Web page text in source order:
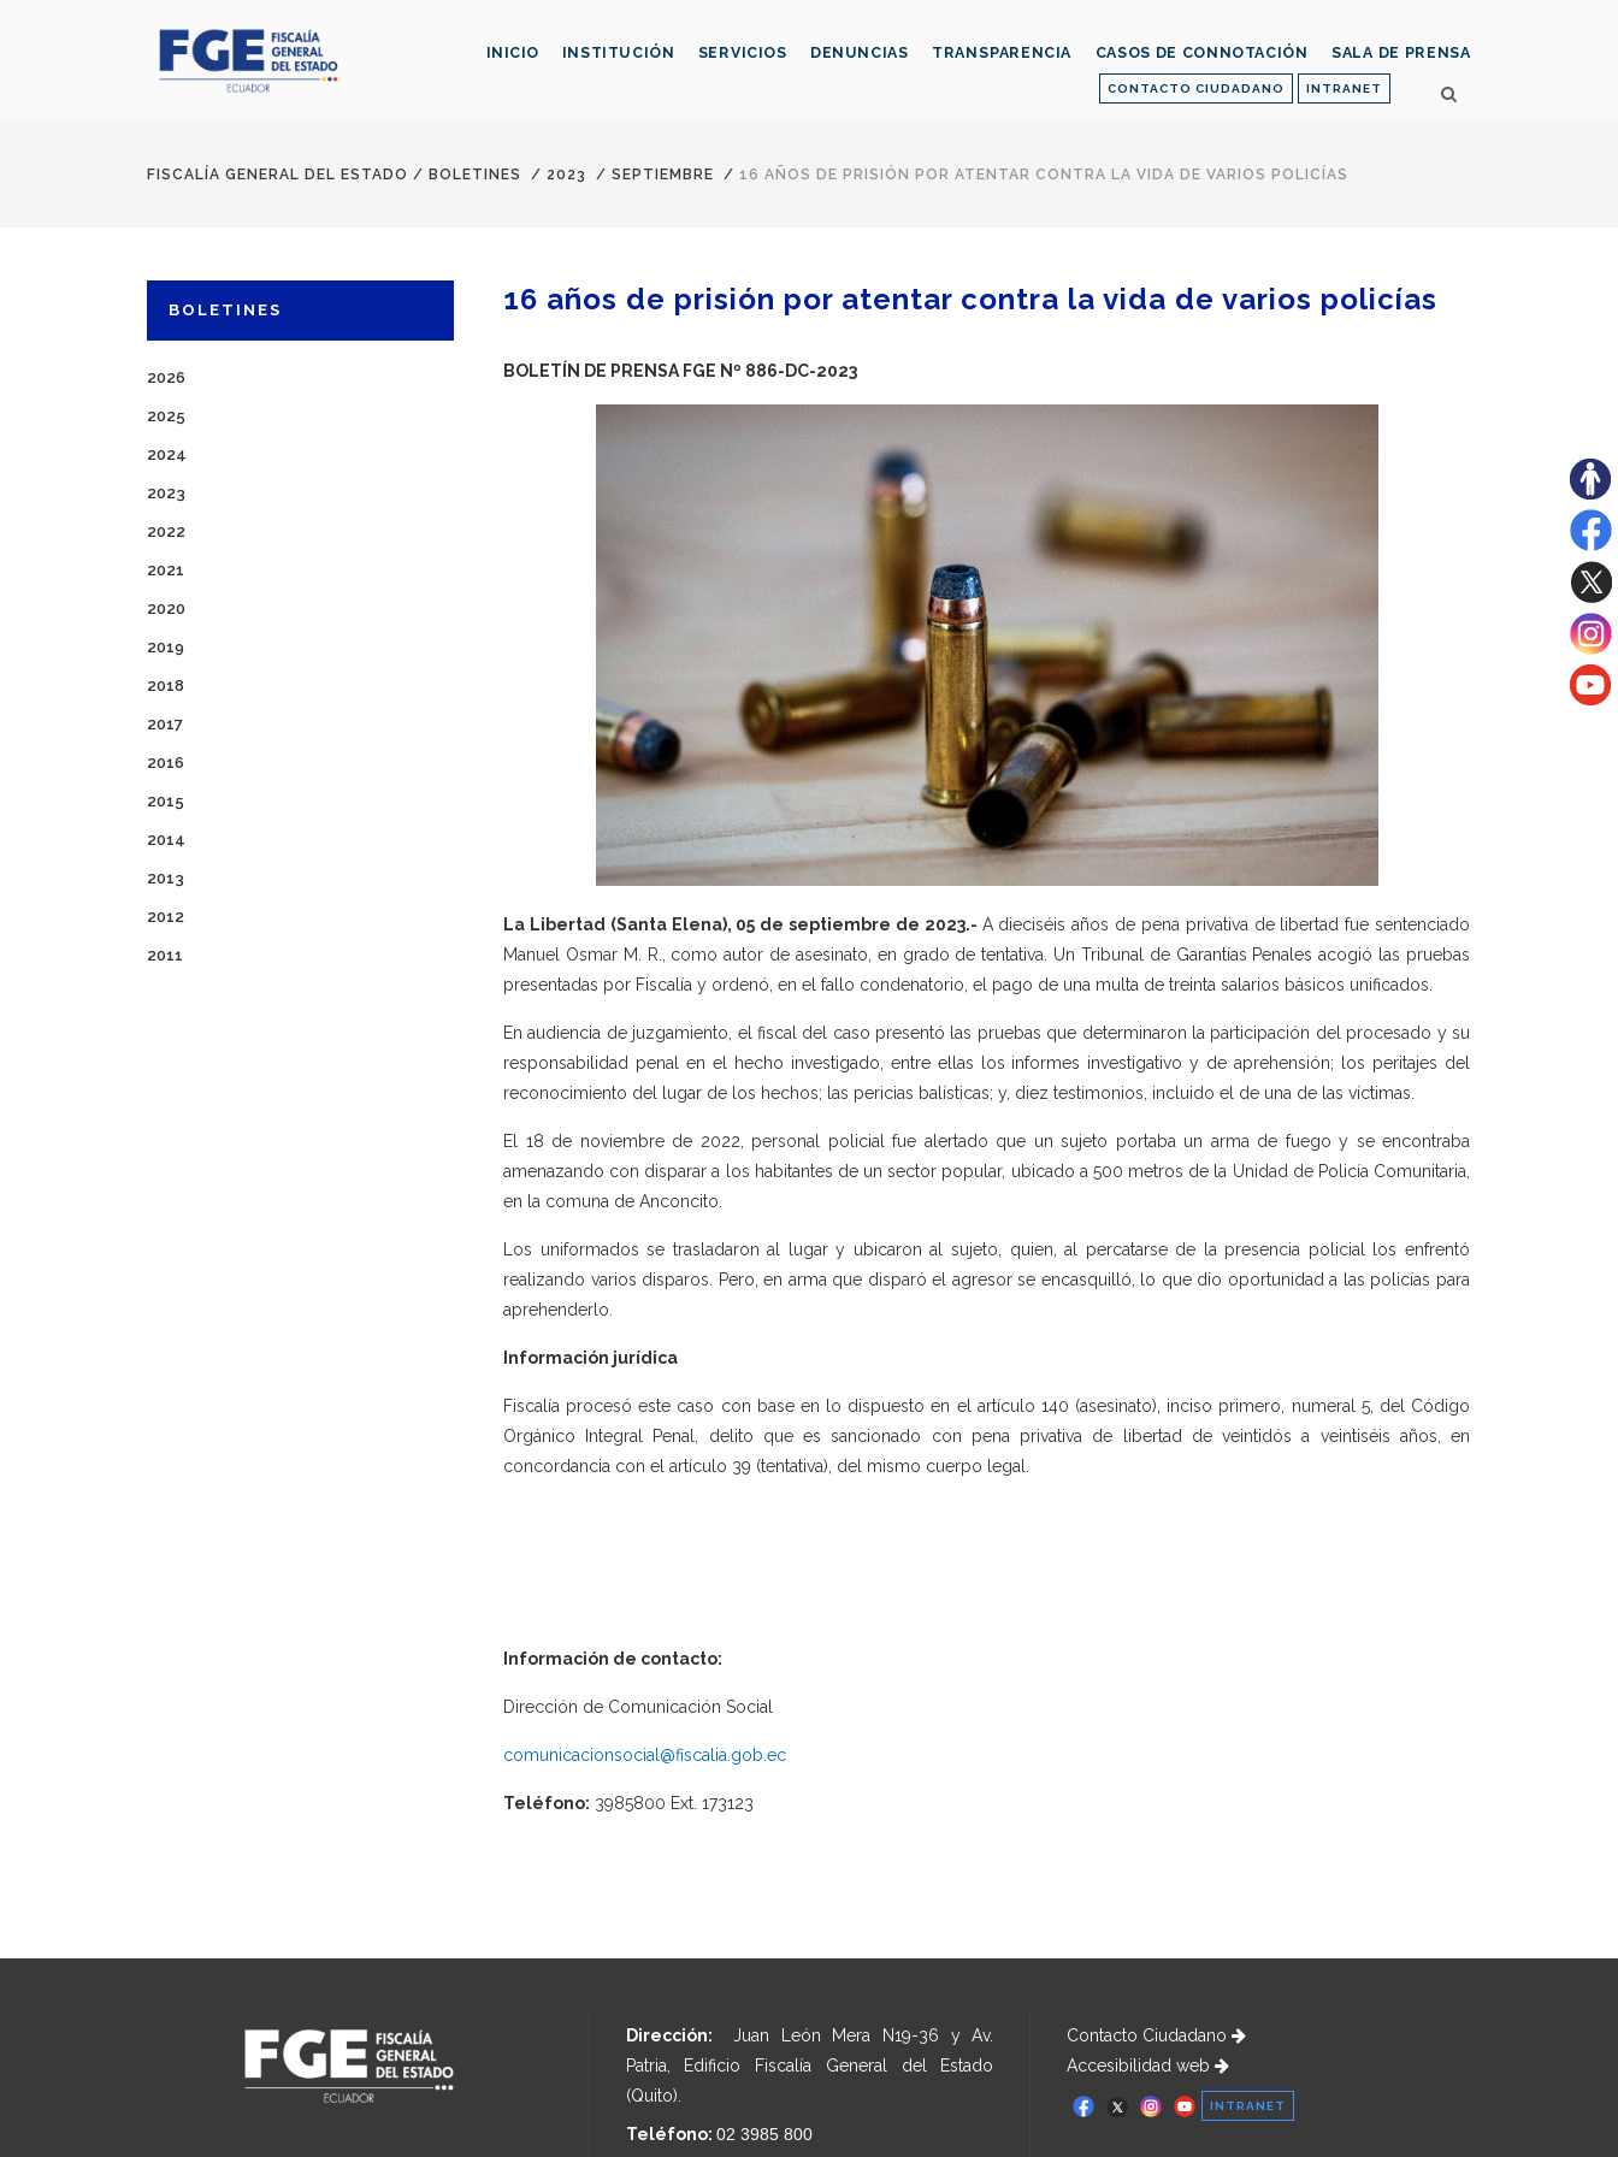
CONTACTO CIUDADANO INTRANET
INICIO INSTITUCIÓN SERVICIOS DENUNCIAS TRANSPARENCIA CASOS DE CONNOTACIÓN SALA DE PRENSA
FISCALÍA GENERAL DEL ESTADO / BOLETINES / 2023 / SEPTIEMBRE / 16 AÑOS DE PRISIÓN POR ATENTAR CONTRA LA VIDA DE VARIOS POLICÍAS
BOLETINES
2026
2025
2024
2023
2022
2021
2020
2019
2018
2017
2016
2015
2014
2013
2012
2011
16 años de prisión por atentar contra la vida de varios policías
BOLETÍN DE PRENSA FGE Nº 886-DC-2023
La Libertad (Santa Elena), 05 de septiembre de 2023.- A dieciséis años de pena privativa de libertad fue sentenciado
Manuel Osmar M. R., como autor de asesinato, en grado de tentativa. Un Tribunal de Garantías Penales acogió las pruebas
presentadas por Fiscalía y ordenó, en el fallo condenatorio, el pago de una multa de treinta salarios básicos unificados.
En audiencia de juzgamiento, el fiscal del caso presentó las pruebas que determinaron la participación del procesado y su
responsabilidad penal en el hecho investigado, entre ellas los informes investigativo y de aprehensión; los peritajes del
reconocimiento del lugar de los hechos; las pericias balísticas; y, diez testimonios, incluido el de una de las víctimas.
El 18 de noviembre de 2022, personal policial fue alertado que un sujeto portaba un arma de fuego y se encontraba
amenazando con disparar a los habitantes de un sector popular, ubicado a 500 metros de la Unidad de Policía Comunitaria,
en la comuna de Anconcito.
Los uniformados se trasladaron al lugar y ubicaron al sujeto, quien, al percatarse de la presencia policial los enfrentó
realizando varios disparos. Pero, en arma que disparó el agresor se encasquilló, lo que dio oportunidad a las policías para
aprehenderlo.
Información jurídica
Fiscalía procesó este caso con base en lo dispuesto en el artículo 140 (asesinato), inciso primero, numeral 5, del Código
Orgánico Integral Penal, delito que es sancionado con pena privativa de libertad de veintidós a veintiséis años, en
concordancia con el artículo 39 (tentativa), del mismo cuerpo legal.
Información de contacto:
Dirección de Comunicación Social
comunicacionsocial@fiscalia.gob.ec
Teléfono: 3985800 Ext. 173123
Dirección: Juan León Mera N19-36 y Av.
Patria, Edificio Fiscalía General del Estado
(Quito).
Teléfono: 02 3985 800
Contacto Ciudadano
Accesibilidad web
INTRANET